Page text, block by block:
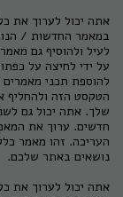
אתה יכול לערוך את
במאמר החדשות /
לעיל ולהוסיף גם
על ידי לחיצה על
להוספת תכני
הטקסט הזה
שלך. אתה יכול גם
חדשים. ערוך את
העריכה. זהו מאמר
נושאים באתר שלכם.
אתה יכול לערוך את